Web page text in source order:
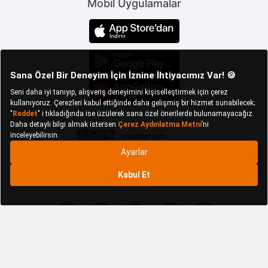
destekler. İş ayakkabısı spor modelleri şıklığı ve
konforu bir araya getirerek çalışanlara rahat bir stilde
işlerini sürdürme imkanı tanır. Spor tasarımlar gün
ideal bir seçenektir.
İş ayakkabısı bot modelleri özellikle ağır endüstriyel
koşullarda çalışanlar için güvenliği ön planda tutar.
Çelik burunlu ve dayanıklı malzemelerden üretilen bu
botlar ayakları dış etkenlere karşı korurken aynı
zamanda konforlu bir kullanım sunar. Su geçirmez
özellikleriyle değişken hava koşullarına karşı
Her bir ürün modeli çalışanların iş yerindeki özel
Mobil Uygulamalar